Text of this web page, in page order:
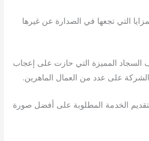
التي تجعها في الصدارة عن غيرها
المميزة التي حازت على إعجاب
الشركة على عدد من العمال الماهرين.
لتقديم الخدمة المطلوبة على أفضل صورة